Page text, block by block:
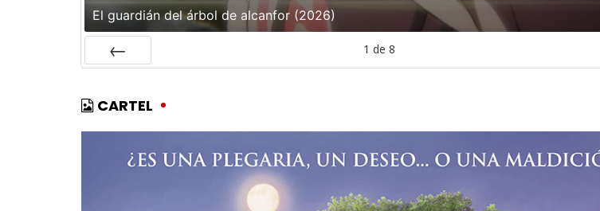
El guardián del árbol de alcanfor (2026)
1 de 8
CARTEL